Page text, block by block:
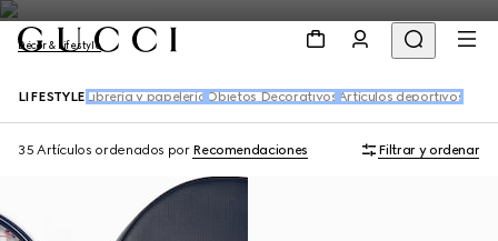
Décor & Lifestyle
LIFESTYLE Librería y papelería Objetos Decorativos Artículos deportivos
35 Artículos ordenados por Recomendaciones Filtrar y ordenar